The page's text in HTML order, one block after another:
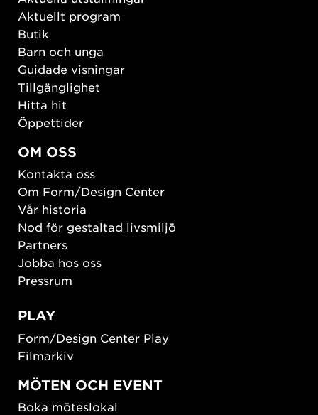
Aktuellt program
Butik
Barn och unga
Guidade visningar
Tillgänglighet
Hitta hit
Öppettider
OM OSS
Kontakta oss
Om Form/Design Center
Vår historia
Nod för gestaltad livsmiljö
Partners
Jobba hos oss
Pressrum
PLAY
Form/Design Center Play
Filmarkiv
MÖTEN OCH EVENT
Boka möteslokal